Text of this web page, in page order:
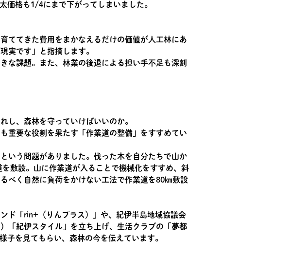
格も1/4にまで下がってしまいました。
ててきた費用をまかなえるだけの価値が人工林にあ
実です」と指摘します。
な課題。また、林業の後退による担い手不足も深刻
し、森林を守っていけばいいのか。
重要な役割を果たす「作業道の整備」をすすめてい
いう問題がありました。伐った木を自分たちで山か
敷設。山に作業道が入ることで機械化をすすめ、斜
べく自然に負荷をかけない工法で作業道を80㎞敷設
ド「rin+（りんプラス）」や、紀伊半島地域協議会
「紀伊スタイル」を立ち上げ、生活クラブの「夢都
子を見てもらい、森林の今を伝えています。